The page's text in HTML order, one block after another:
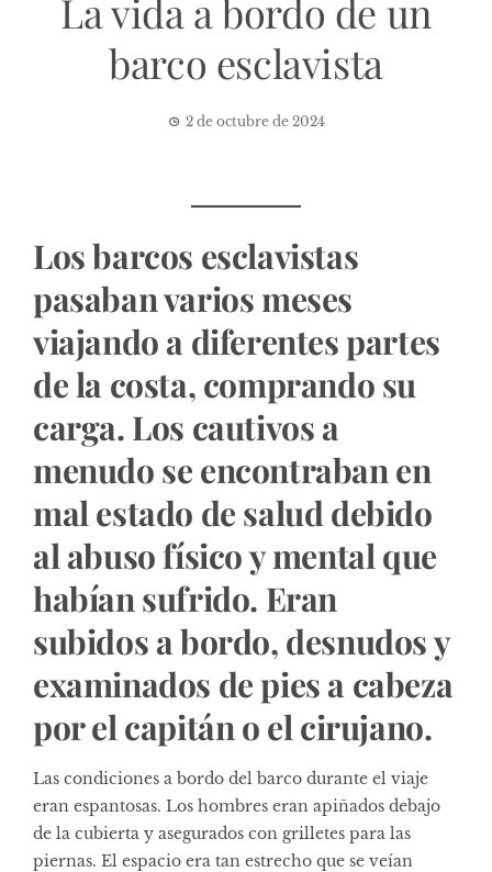
La vida a bordo de un
barco esclavista
2 de octubre de 2024
Los barcos esclavistas
pasaban varios meses
viajando a diferentes partes
de la costa, comprando su
carga. Los cautivos a
menudo se encontraban en
mal estado de salud debido
al abuso físico y mental que
habían sufrido. Eran
subidos a bordo, desnudos y
examinados de pies a cabeza
por el capitán o el cirujano.
Las condiciones a bordo del barco durante el viaje
eran espantosas. Los hombres eran apiñados debajo
de la cubierta y asegurados con grilletes para las
piernas. El espacio era tan estrecho que se veían